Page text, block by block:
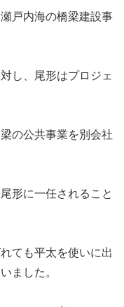
戸内海の橋梁建設事
し、尾形はプロジェ
の公共事業を別会社
形に一任されること
ても平太を使いに出
ました。